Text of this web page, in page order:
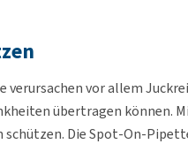
vor allem
übertragen können.
schützen. Die Spot-On-